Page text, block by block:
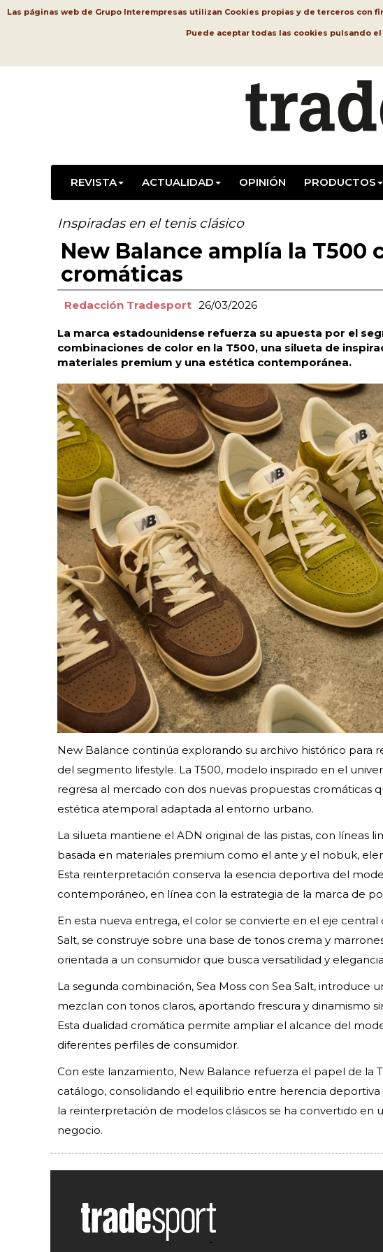
Las páginas web de Grupo Interempresas utilizan Cookies propias y de terceros
Puede aceptar todas las cookies pulsando el
REVISTA ACTUALIDAD OPINIÓN PRODUCTOS
Inspiradas en el tenis clásico
New Balance amplía la T500
cromáticas
Redacción Tradesport 26/03/2026
La marca estadounidense refuerza su apuesta por el
combinaciones de color en la T500, una silueta de
materiales premium y una estética contemporánea.
New Balance continúa explorando su archivo histórico para
del segmento lifestyle. La T500, modelo inspirado en el
regresa al mercado con dos nuevas propuestas cromáticas
estética atemporal adaptada al entorno urbano.
La silueta mantiene el ADN original de las pistas, con líneas
basada en materiales premium como el ante y el nobuk,
Esta reinterpretación conserva la esencia deportiva del
contemporáneo, en línea con la estrategia de la marca de
En esta nueva entrega, el color se convierte en el eje
Salt, se construye sobre una base de tonos crema y
orientada a un consumidor que busca versatilidad y
La segunda combinación, Sea Moss con Sea Salt, introduce
mezclan con tonos claros, aportando frescura y dinamismo
Esta dualidad cromática permite ampliar el alcance del
diferentes perfiles de consumidor.
Con este lanzamiento, New Balance refuerza el papel de la
catálogo, consolidando el equilibrio entre herencia
la reinterpretación de modelos clásicos se ha convertido
negocio.